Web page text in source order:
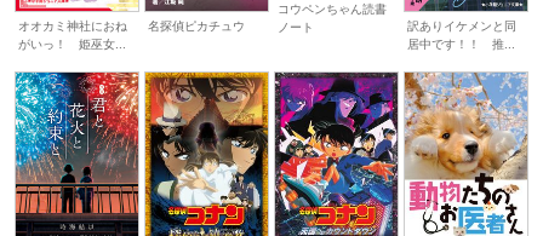
オオカミ神社におね
がいっ！ 姫巫女...
名探偵ピカチュウ
コウペンちゃん読書
ノート
訳ありイケメンと同
居中です！！ 推...